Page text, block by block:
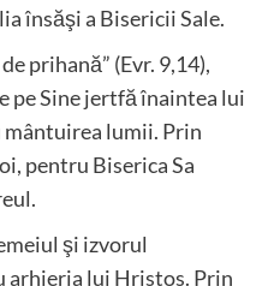
însăşi a Bisericii Sale.
prihană” (Evr. 9,14),
pe Sine jertfă înaintea lui
lumii. Prin
pentru Biserica Sa
şi izvorul
arhieria lui Hristos. Prin